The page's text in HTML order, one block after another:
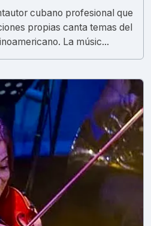
cubano profesional que
propias canta temas del
La músic...